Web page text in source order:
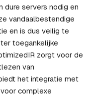
dure servers nodig en
vandaalbestendige
en is dus veilig te
toegankelijke
zorgt voor de
van
het integratie met
complexe